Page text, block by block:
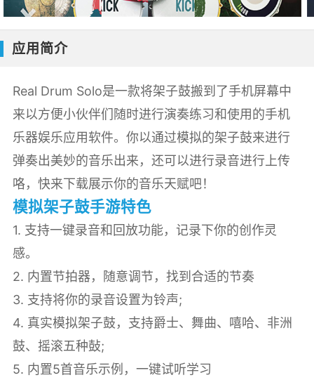
应用简介
Real Drum Solo是一款将架子鼓搬到了手机屏幕中
来以方便小伙伴们随时进行演奏练习和使用的手机
乐器娱乐应用软件。你以通过模拟的架子鼓来进行
弹奏出美妙的音乐出来，还可以进行录音进行上传
咯，快来下载展示你的音乐天赋吧！
模拟架子鼓手游特色
1. 支持一键录音和回放功能，记录下你的创作灵
感。
2. 内置节拍器，随意调节，找到合适的节奏
3. 支持将你的录音设置为铃声;
4. 真实模拟架子鼓，支持爵士、舞曲、嘻哈、非洲
鼓、摇滚五种鼔;
5. 内置5首音乐示例，一键试听学习